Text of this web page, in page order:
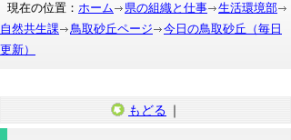
現在の位置： ホーム 県の組織と仕事
生活環境部
自然共生課
鳥取砂丘ページ
今日の鳥取砂丘（毎日
更新）
もどる ｜